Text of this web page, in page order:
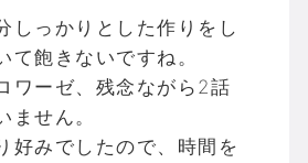
しっかりとした作りをし
て飽きないですね。
ワーゼ、残念ながら2話
ません。
好みでしたので、時間を